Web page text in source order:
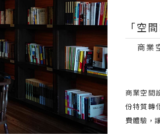
「空
商業
商業空間
份特質轉
費體驗，